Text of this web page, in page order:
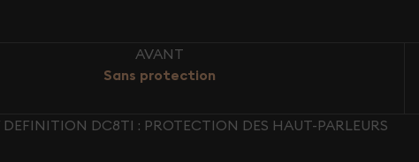
AVANT
Sans protection
DC8TI : PROTECTION DES HAUT-PARLEURS